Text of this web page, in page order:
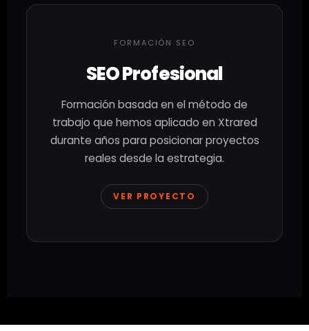
FORMACIÓN SEO
SEO Profesional
Formación basada en el método de
trabajo que hemos aplicado en Xtrared
durante años para posicionar proyectos
reales desde la estrategia.
VER PROYECTO